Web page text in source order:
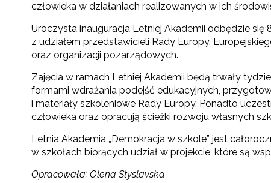
człowieka w działaniach realizowanych w ich
Uroczysta inauguracja Letniej Akademii odbędzie się
z udziałem przedstawicieli Rady Europy,
oraz organizacji pozarządowych.
Zajęcia w ramach Letniej Akademii będą trwały
formami wdrażania podejść edukacyjnych,
i materiały szkoleniowe Rady Europy. Ponadto
człowieka oraz opracują ścieżki rozwoju własnych
Letnia Akademia „Demokracja w szkole” jest
w szkołach biorących udział w projekcie, które są
Opracowała: Olena Styslavska